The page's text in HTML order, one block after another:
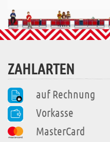
ZAHLARTEN
auf Rechnung
Vorkasse
MasterCard